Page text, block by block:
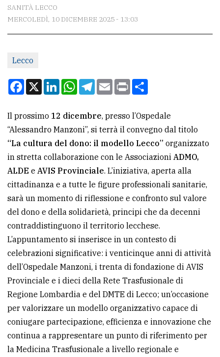
La
redazione
Per
tua
CERCA
Cerca
per
comune
Ricerca
avanzata
LE
ALTRE
TESTATE
PRIVACY
SANITÀ LECCO
MERCOLEDÌ, 10 DICEMBRE 2025 - 13:03
Lecco
Facebook
X LinkedInWhatsApp
Telegram
EmailPrint
Il prossimo 12 dicembre, presso l’Ospedale
“Alessandro Manzoni”, si terrà il convegno dal titolo
“La cultura del dono: il modello Lecco” organizzato
in stretta collaborazione con le Associazioni ADMO,
ALDE e AVIS Provinciale. L’iniziativa, aperta alla
cittadinanza e a tutte le figure professionali sanitarie,
sarà un momento di riflessione e confronto sul valore
del dono e della solidarietà, principi che da decenni
contraddistinguono il territorio lecchese.
L’appuntamento si inserisce in un contesto di
celebrazioni significative: i venticinque anni di attività
dell’Ospedale Manzoni, i trenta di fondazione di AVIS
Provinciale e i dieci della Rete Trasfusionale di
Regione Lombardia e del DMTE di Lecco; un’occasione
per valorizzare un modello organizzativo capace di
coniugare partecipazione, efficienza e innovazione che
continua a rappresentare un punto di riferimento per
la Medicina Trasfusionale a livello regionale e